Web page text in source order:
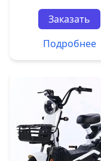
Заказать
Подробнее